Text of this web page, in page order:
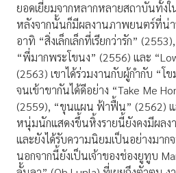
ยอดเยี่ยมจากหลากหลายสถาบันทั้งใ
หลังจากนั้นก็มีผลงานภาพยนตร์ที่น่า
อาทิ “สิ่งเล็กเล็กที่เรียกว่ารัก”
“พี่มากพระโขนง” (2556) และ
(2563) เขาได้ร่วมงานกับผู้กำกับ “โข
จนเข้าขากันได้ดีอย่าง “Take Me
(2559), “ขุนแผน ฟ้าฟื้น” (2562)
หนุ่มนักแสดงขึ้นหิ้งรายนี้ยังคงมีผลง
และยังได้รับความนิยมเป็นอย่างมาก
นอกจากนี้ยังเป็นเจ้าของช่องยูทูบ